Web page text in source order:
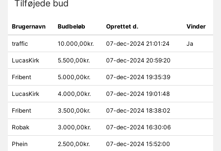
Tilføjede bud
Brugernavn Budbeløb Oprettet d. Vinder
traffic 10.000,00kr. 07-dec-2024 21:01:24 Ja
LucasKirk 5.500,00kr. 07-dec-2024 20:59:20
Fribent 5.000,00kr. 07-dec-2024 19:35:39
LucasKirk 4.000,00kr. 07-dec-2024 19:01:48
Fribent 3.500,00kr. 07-dec-2024 18:38:02
Robak 3.000,00kr. 07-dec-2024 16:30:06
Phein 2.500,00kr. 07-dec-2024 15:52:00